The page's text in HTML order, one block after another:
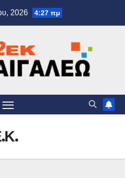
2026 4:27 πμ